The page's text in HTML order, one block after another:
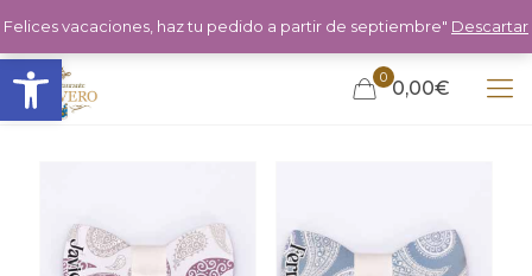
Abrir barra de herramientas 0 0,00€
Felices vacaciones, haz tu pedido a partir de septiembre" Descartar